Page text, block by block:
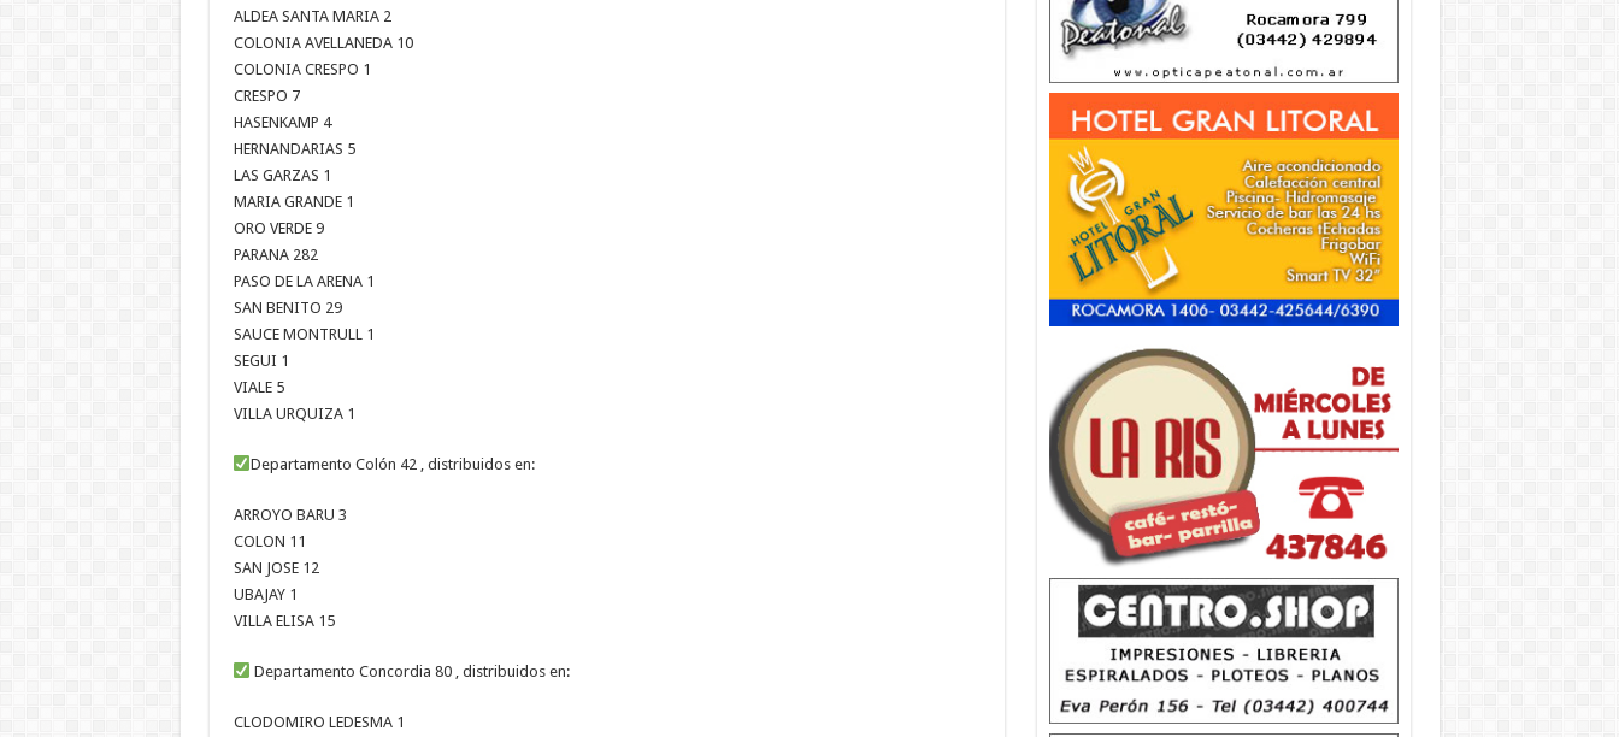
ALDEA SANTA MARIA 2
COLONIA AVELLANEDA 10
COLONIA CRESPO 1
CRESPO 7
HASENKAMP 4
HERNANDARIAS 5
LAS GARZAS 1
MARIA GRANDE 1
ORO VERDE 9
PARANA 282
PASO DE LA ARENA 1
SAN BENITO 29
SAUCE MONTRULL 1
SEGUI 1
VIALE 5
VILLA URQUIZA 1
Departamento Colón 42 , distribuidos en:
ARROYO BARU 3
COLON 11
SAN JOSE 12
UBAJAY 1
VILLA ELISA 15
Departamento Concordia 80 , distribuidos en:
CLODOMIRO LEDESMA 1